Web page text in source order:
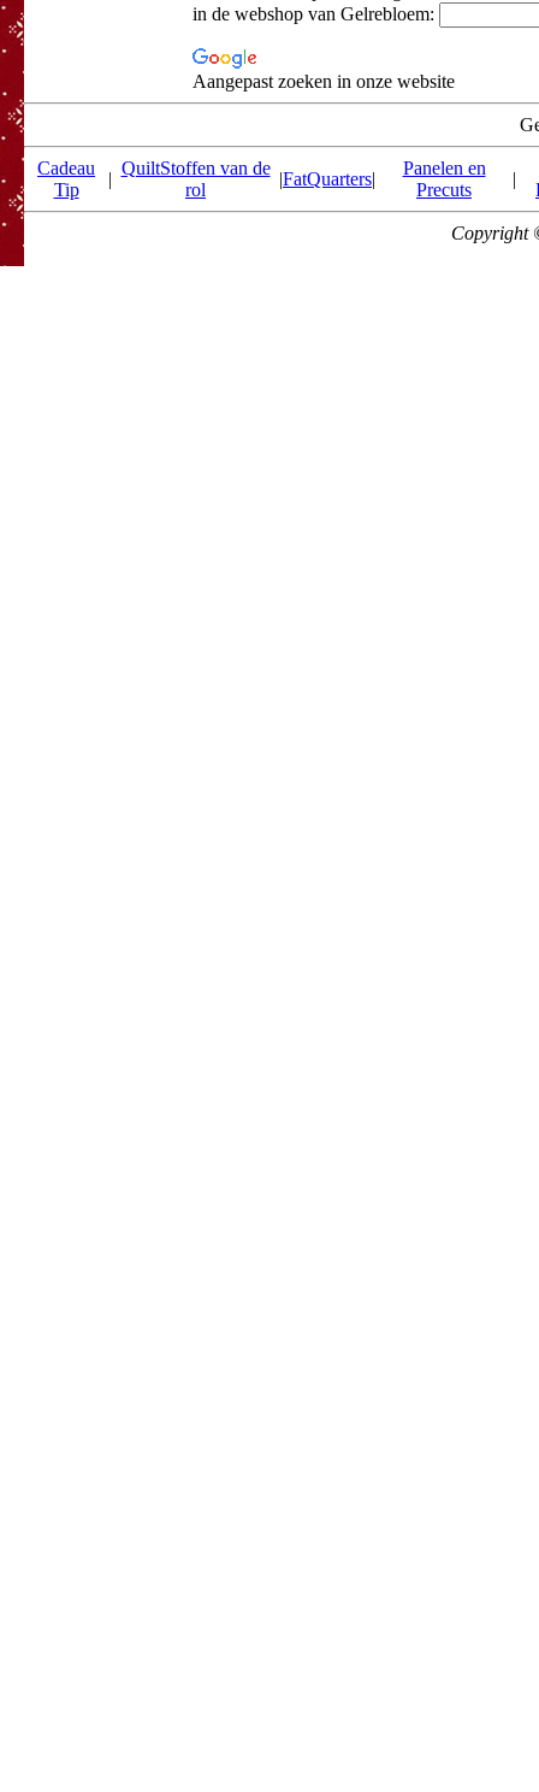
in de webshop van Gelrebloem:
Aangepast zoeken in onze website
Cadeau
Tip
|
QuiltStoffen van de
rol
|FatQuarters|
Panelen en
Precuts
|
Copyright